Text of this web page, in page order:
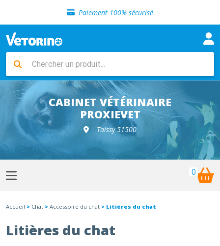
Paiement 100% sécurisé
Livraison gratuite en clinique vétérinaire
Sélection de croquettes vétérinaire
Livraison gratuite en clinique vétérinaire
Retour gratuit en clinique
Sélection de croquettes vétérinaire
CABINET VÉTÉRINAIRE
PROXIEVET
Taissy 51500
0
Accueil > Chat > Accessoire du chat > Litières du chat
Litières du chat